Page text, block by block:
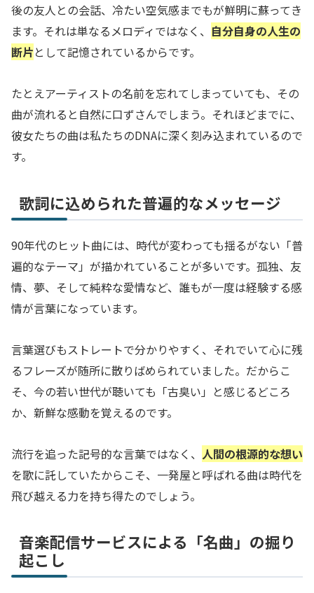
後の友人との会話、冷たい空気感までもが鮮明に蘇ってき
ます。それは単なるメロディではなく、 自分自身の人生の
断片として記憶されているからです。
たとえアーティストの名前を忘れてしまっていても、その
曲が流れると自然に口ずさんでしまう。それほどまでに、
彼女たちの曲は私たちのDNAに深く刻み込まれているので
す。
歌詞に込められた普遍的なメッセージ
90年代のヒット曲には、時代が変わっても揺るがない「普
遍的なテーマ」が描かれていることが多いです。孤独、友
情、夢、そして純粋な愛情など、誰もが一度は経験する感
情が言葉になっています。
言葉選びもストレートで分かりやすく、それでいて心に残
るフレーズが随所に散りばめられていました。だからこ
そ、今の若い世代が聴いても「古臭い」と感じるどころ
か、新鮮な感動を覚えるのです。
流行を追った記号的な言葉ではなく、 人間の根源的な想い
を歌に託していたからこそ、一発屋と呼ばれる曲は時代を
飛び越える力を持ち得たのでしょう。
音楽配信サービスによる「名曲」の掘り
起こし